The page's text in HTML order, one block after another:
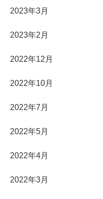
2023年3月
2023年2月
2022年12月
2022年10月
2022年7月
2022年5月
2022年4月
2022年3月